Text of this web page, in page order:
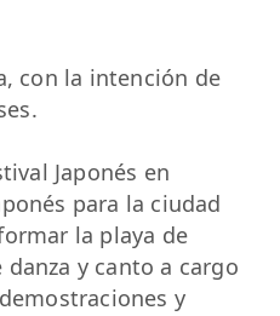
con la intención de
Japonés en
para la ciudad
la playa de
y canto a cargo
y